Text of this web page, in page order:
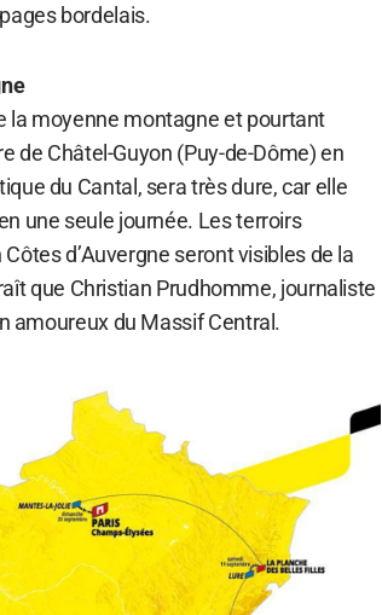
bordelais.
la moyenne montagne et pourtant
de Châtel-Guyon (Puy-de-Dôme) en
du Cantal, sera très dure, car elle
une seule journée. Les terroirs
d’Auvergne seront visibles de la
que Christian Prudhomme, journaliste
amoureux du Massif Central.